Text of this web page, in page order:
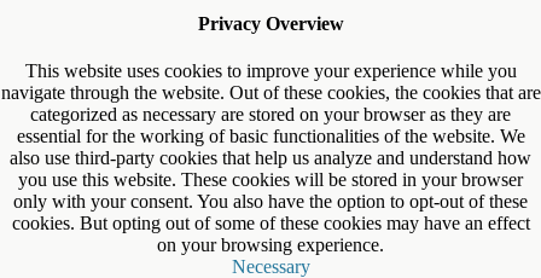
Privacy Overview
This website uses cookies to improve your experience while you
navigate through the website. Out of these cookies, the cookies that are
categorized as necessary are stored on your browser as they are
essential for the working of basic functionalities of the website. We
also use third-party cookies that help us analyze and understand how
you use this website. These cookies will be stored in your browser
only with your consent. You also have the option to opt-out of these
cookies. But opting out of some of these cookies may have an effect
on your browsing experience.
Necessary